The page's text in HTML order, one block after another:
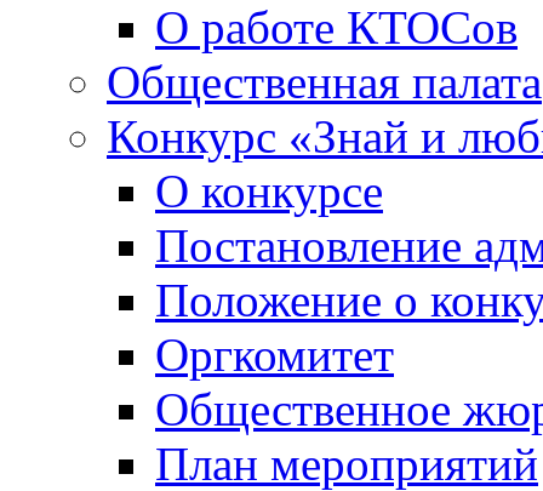
О работе КТОСов
Общественная палата
Конкурс «Знай и
О конкурсе
Постановление
Положение о
Оргкомитет
Общественное
План мероприятий